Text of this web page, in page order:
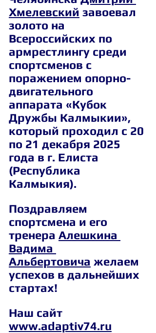
Хмелевский завоевал
золото на
Всероссийских по
армрестлингу среди
спортсменов с
поражением опорно-
двигательного
аппарата «Кубок
Дружбы Калмыкии»,
который проходил с 20
по 21 декабря 2025
года в г. Елиста
(Республика
Калмыкия).
Поздравляем
спортсмена и его
тренера Алешкина
Вадима
Альбертовича желаем
успехов в дальнейших
стартах!
Наш сайт
www.adaptiv74.ru